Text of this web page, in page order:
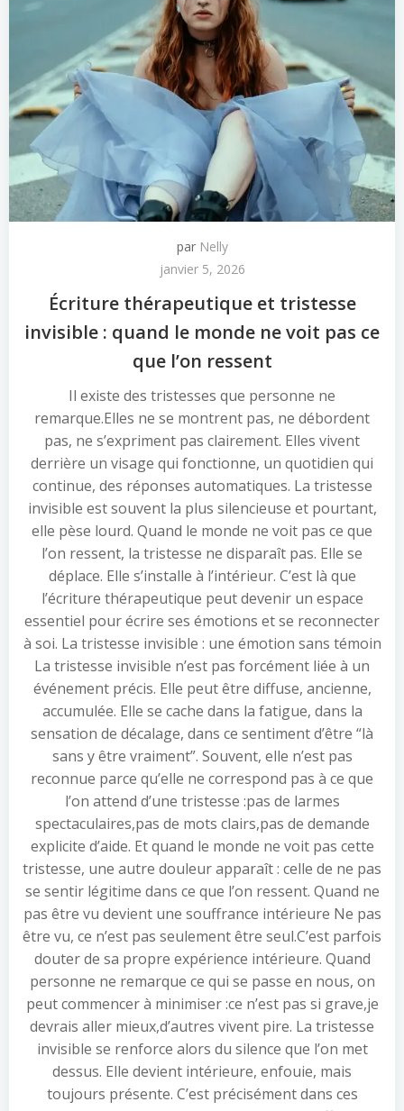
par Nelly
janvier 5, 2026
Écriture thérapeutique et tristesse
invisible : quand le monde ne voit pas ce
que l’on ressent
Il existe des tristesses que personne ne
remarque.Elles ne se montrent pas, ne débordent
pas, ne s’expriment pas clairement. Elles vivent
derrière un visage qui fonctionne, un quotidien qui
continue, des réponses automatiques. La tristesse
invisible est souvent la plus silencieuse et pourtant,
elle pèse lourd. Quand le monde ne voit pas ce que
l’on ressent, la tristesse ne disparaît pas. Elle se
déplace. Elle s’installe à l’intérieur. C’est là que
l’écriture thérapeutique peut devenir un espace
essentiel pour écrire ses émotions et se reconnecter
à soi. La tristesse invisible : une émotion sans témoin
La tristesse invisible n’est pas forcément liée à un
événement précis. Elle peut être diffuse, ancienne,
accumulée. Elle se cache dans la fatigue, dans la
sensation de décalage, dans ce sentiment d’être “là
sans y être vraiment”. Souvent, elle n’est pas
reconnue parce qu’elle ne correspond pas à ce que
l’on attend d’une tristesse :pas de larmes
spectaculaires,pas de mots clairs,pas de demande
explicite d’aide. Et quand le monde ne voit pas cette
tristesse, une autre douleur apparaît : celle de ne pas
se sentir légitime dans ce que l’on ressent. Quand ne
pas être vu devient une souffrance intérieure Ne pas
être vu, ce n’est pas seulement être seul.C’est parfois
douter de sa propre expérience intérieure. Quand
personne ne remarque ce qui se passe en nous, on
peut commencer à minimiser :ce n’est pas si grave,je
devrais aller mieux,d’autres vivent pire. La tristesse
invisible se renforce alors du silence que l’on met
dessus. Elle devient intérieure, enfouie, mais
toujours présente. C’est précisément dans ces